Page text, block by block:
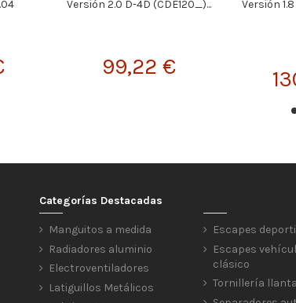
Versión 2.0 D-4D (CDE120_)...
99,22 €
Versión
Categorías Destacadas
Manguitos a medida
Radiadores aluminio
Electroventiladores
Latiguillos Metálicos
Escapes
Escapes
clásico
Tornillería llanta